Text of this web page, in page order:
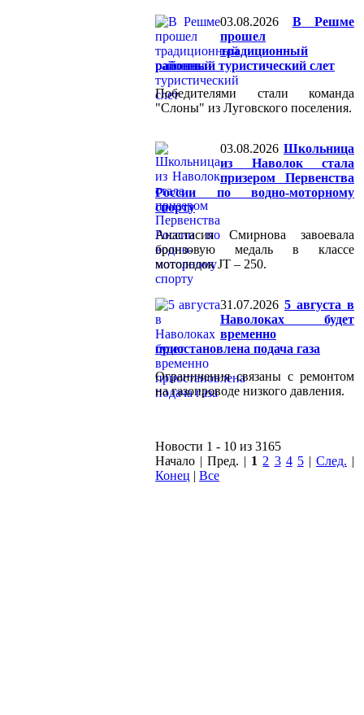
03.08.2026
В Решме
прошел
традиционный
районный туристический слет
Победителями стали команда
"Слоны" из Луговского поселения.
03.08.2026 Школьница
из Наволок стала
призером Первенства
России по водно-моторному
спорту
Анастасия Смирнова завоевала
бронзовую медаль в классе
мотолодок JT – 250.
31.07.2026 5 августа в
Наволоках будет
временно
приостановлена подача газа
Ограничения связаны с ремонтом
на газопроводе низкого давления.
Новости 1 - 10 из 3165
Начало | Пред. | 1 2 3 4 5| След. |
Конец | Все